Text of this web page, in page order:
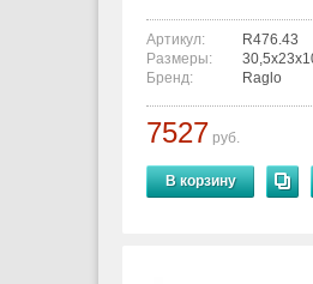
Артикул:
R476.43
Размеры:
Бренд:
Raglo
7527 руб.
В корзину